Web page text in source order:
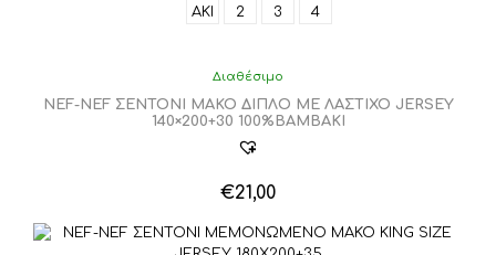
Διαθέσιμο
NEF-NEF ΣΕΝΤΟΝΙ ΜΑΚΟ ΔΙΠΛΟ ΜΕ ΛΑΣΤΙΧΟ JERSEY
140×200+30 100%ΒΑΜΒΑΚΙ
€21,00
το